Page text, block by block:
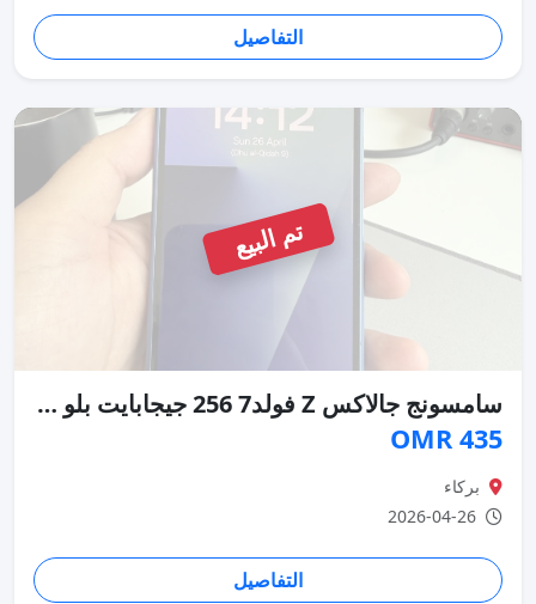
التفاصيل
تم البيع
سامسونج جالاكس Z فولد7 256 جيجابايت بلو شادو مستعمل حالة ممتازة
435 OMR
بركاء
التفاصيل